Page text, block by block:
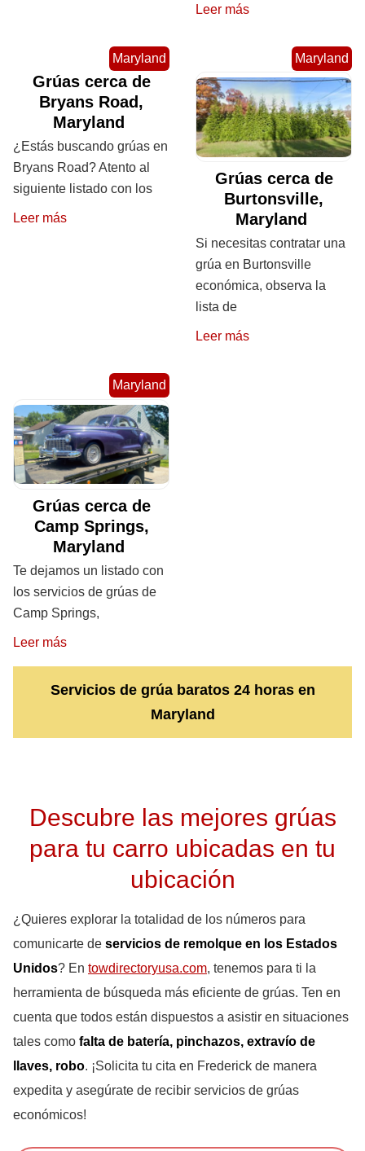
Leer más
Maryland
Grúas cerca de
Bryans Road,
Maryland
¿Estás buscando grúas en
Bryans Road? Atento al
siguiente listado con los
Leer más
Maryland
Grúas cerca de
Burtonsville,
Maryland
Si necesitas contratar una
grúa en Burtonsville
económica, observa la
lista de
Leer más
Maryland
Grúas cerca de
Camp Springs,
Maryland
Te dejamos un listado con
los servicios de grúas de
Camp Springs,
Leer más
Servicios de grúa baratos 24 horas en
Maryland
Descubre las mejores grúas
para tu carro ubicadas en tu
ubicación
¿Quieres explorar la totalidad de los números para
comunicarte de servicios de remolque en los Estados
Unidos? En towdirectoryusa.com, tenemos para ti la
herramienta de búsqueda más eficiente de grúas. Ten en
cuenta que todos están dispuestos a asistir en situaciones
tales como falta de batería, pinchazos, extravío de
llaves, robo. ¡Solicita tu cita en Frederick de manera
expedita y asegúrate de recibir servicios de grúas
económicos!